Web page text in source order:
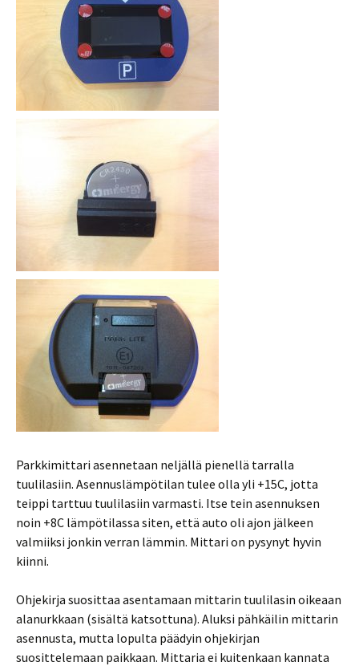
Parkkimittari asennetaan neljällä pienellä tarralla
tuulilasiin. Asennuslämpötilan tulee olla yli +15C, jotta
teippi tarttuu tuulilasiin varmasti. Itse tein asennuksen
noin +8C lämpötilassa siten, että auto oli ajon jälkeen
valmiiksi jonkin verran lämmin. Mittari on pysynyt hyvin
kiinni.
Ohjekirja suosittaa asentamaan mittarin tuulilasin oikeaan
alanurkkaan (sisältä katsottuna). Aluksi pähkäilin mittarin
asennusta, mutta lopulta päädyin ohjekirjan
suosittelemaan paikkaan. Mittaria ei kuitenkaan kannata